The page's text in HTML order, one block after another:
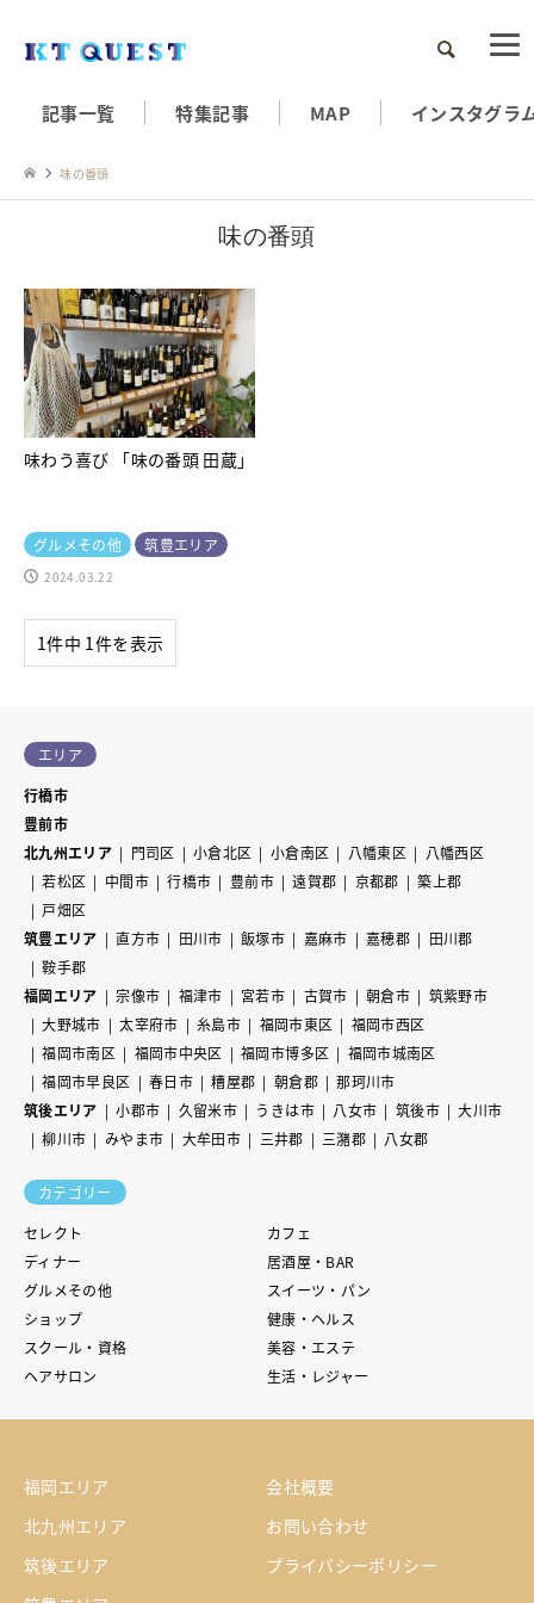
検索
記事一覧 特集記事 MAP インスタグラ
味の番頭
味の番頭
味わう喜び 「味の番頭 田蔵」
グルメその他 筑豊エリア
2024.03.22
1件中 1件を表示
エリア
行橋市
豊前市
北九州エリア
門司区 小倉北区 小倉南区 八幡東区
八幡西区
若松区
中間市 行橋市 豊前市 遠賀郡 京都郡
築上郡
戸畑区
筑豊エリア
直方市 田川市 飯塚市 嘉麻市 嘉穂郡
田川郡
鞍手郡
福岡エリア
宗像市 福津市 宮若市 古賀市 朝倉市
筑紫野市
大野城市
太宰府市 糸島市 福岡市東区
福岡市西区
福岡市南区
福岡市中央区 福岡市博多区
福岡市城南区
福岡市早良区
春日市 糟屋郡 朝倉郡
那珂川市
筑後エリア
小郡市 久留米市 うきは市 八女市 筑後市
大川市
柳川市
みやま市 大牟田市 三井郡 三潴郡 八女郡
カテゴリー
セレクト
カフェ
ディナー
居酒屋・BAR
グルメその他
スイーツ・パン
ショップ
健康・ヘルス
スクール・資格
美容・エステ
ヘアサロン
生活・レジャー
福岡エリア
北九州エリア
筑後エリア
会社概要
お問い合わせ
プライバシーポリシー